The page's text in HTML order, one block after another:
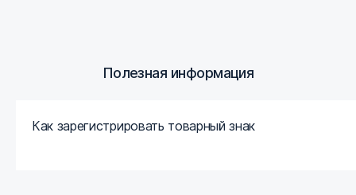
Полезная информация
Как зарегистрировать товарный знак